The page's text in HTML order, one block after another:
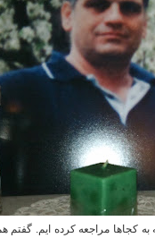
کجاها مراجعه کرده ایم. گفتم